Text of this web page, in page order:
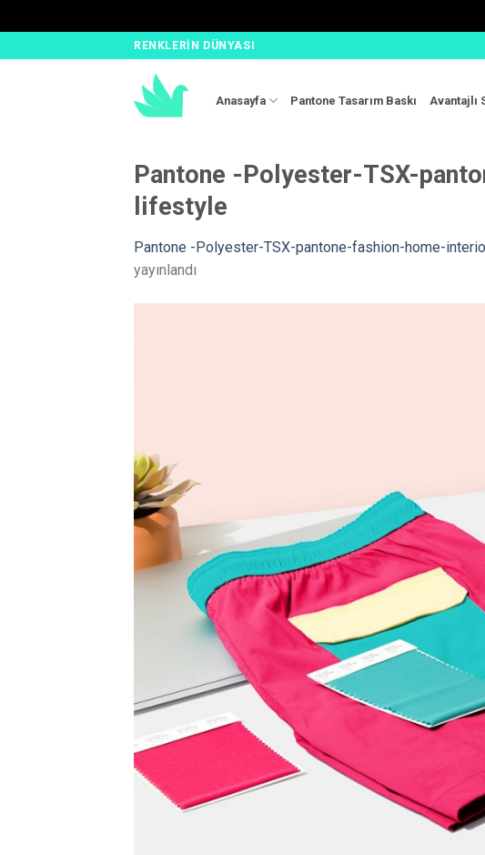
RENKLERIN DÜNYASI
Anasayfa Pantone Tasarım Baskı Avantajlı
Pantone -Polyester-TSX-
lifestyle
Pantone -Polyester-TSX-pantone-fashion-home-
yayınlandı